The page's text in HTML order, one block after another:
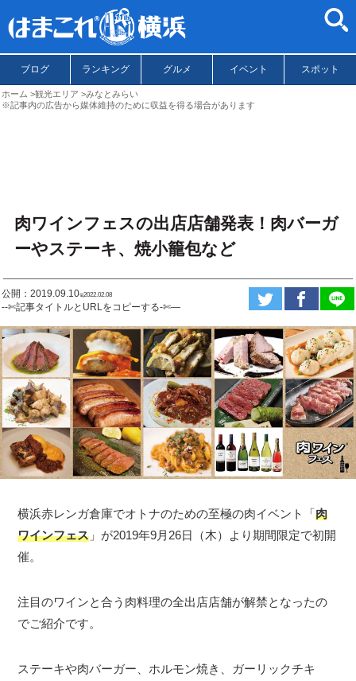
ブログ ランキング グルメ イベント スポット
ホーム 観光エリア
みなとみらい
※記事内の広告から媒体維持のために収益を得る場合があります
肉ワインフェスの出店店舗発表！肉バーガ
ーやステーキ、焼小籠包など
公開：2019.09.10ಇ2022.02.08
--✄記事タイトルとURLをコピーする-✄—
横浜赤レンガ倉庫でオトナのための至極の肉イベント「肉
ワインフェス 」が2019年9月26日（木）より期間限定で初開
催。
注目のワインと合う肉料理の全出店店舗が解禁となったの
でご紹介です。
ステーキや肉バーガー、ホルモン焼き、ガーリックチキ